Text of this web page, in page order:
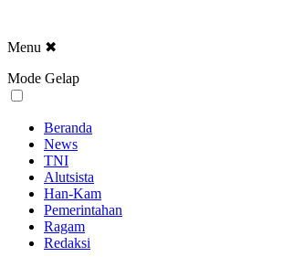
Menu ✖
Mode Gelap
Beranda
News
TNI
Alutsista
Han-Kam
Pemerintahan
Ragam
Redaksi